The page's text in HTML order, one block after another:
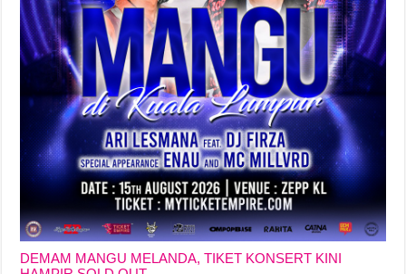
DEMAM MANGU MELANDA, TIKET KONSERT KINI